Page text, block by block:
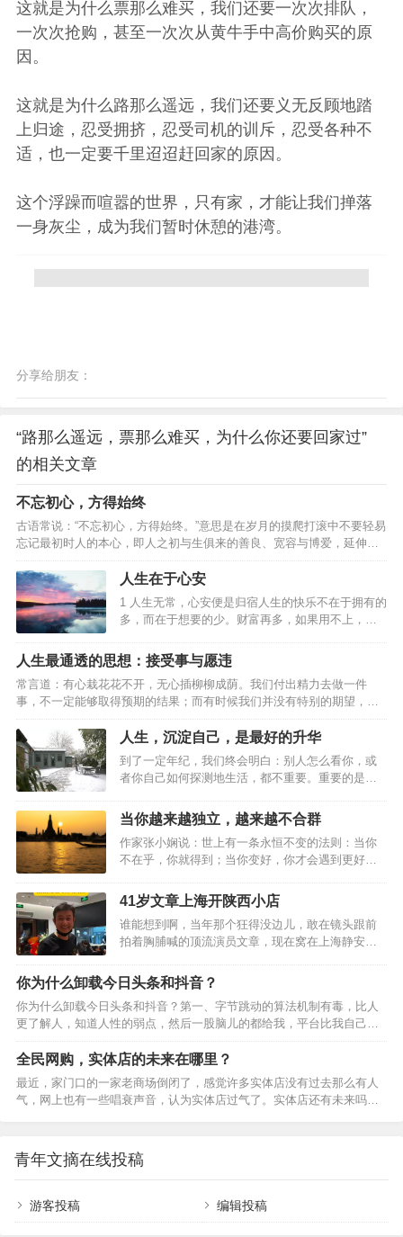
这就是为什么票那么难买，我们还要一次次排队，
一次次抢购，甚至一次次从黄牛手中高价购买的原
因。
这就是为什么路那么遥远，我们还要义无反顾地踏
上归途，忍受拥挤，忍受司机的训斥，忍受各种不
适，也一定要千里迢迢赶回家的原因。
这个浮躁而喧嚣的世界，只有家，才能让我们掸落
一身灰尘，成为我们暂时休憩的港湾。
分享给朋友：
“路那么遥远，票那么难买，为什么你还要回家过”
的相关文章
不忘初心，方得始终
古语常说：“不忘初心，方得始终。”意思是在岁月的摸爬打滚中不要轻易
忘记最初时人的本心，即人之初与生俱来的善良、宽容与博爱，延伸开
来就是指不要被现实打败了梦想，应该坚守理想。但是，现实的状况往
往是这样：也许你原本觉得拥有一样东西，就拥有了幸福；也许你原本
觉得完成了某件事，这一阶段的生活就变得圆满；也许你原本觉得你现
在所想要得到的一切就是最终你想要的全部。然而，事实却往往不是这
样，当你实现了最初的愿望，你会不自觉地开始思考：我要的仅仅只有
这些吗？再回首时，发现自己已经变了，变得贪婪或者是刻薄，变得
失…
人生在于心安
1 人生无常，心安便是归宿人生的快乐不在于拥有的
多，而在于想要的少。财富再多，如果用不上，也
自己需要什么，需要多少，然后再去追求。有目的
地寻找，总要比无目的地获取能给人们更大的幸福
感。2 生命的意义在于让别人快乐人生的真正意义不
在于长度，而在于质量。人生的质量不在于拥有多
少，而在于帮助别人多少。想要做到这点，自然要
从做个好人开始。约束自己、爱护亲友、帮助他
人，让自己成为别人需要的人，让自己在别人的人
生中占有一个位置，生命才算是真正的精彩。3 无限
人生最通透的思想：接受事与愿违
常言道：有心栽花花不开，无心插柳柳成荫。我们付出精力去做一件
事，不一定能够取得预期的结果；而有时候我们并没有特别的期望，却
无意中获得意想不到的收获。人生充满了不确定性，而怎样才算真正的
通透？走过半生，比起年轻时的激情与冲劲，我们更需要的是一份随遇
而安的从容。接受事与愿违，是中年人该有的通透。01事与愿违，本是
人生常态林清玄说：“人生不如意之事十有八九，常想一二，不思八九，
事事如意。”在人生的旅途中，不如意之事远比如意之事要多得多。我们
要坦然接受：事与愿违，本是人生常态。一位老人年轻时梦想成为一
名…
人生，沉淀自己，是最好的升华
到了一定年纪，我们终会明白：别人怎么看你，或
者你自己如何探测地生活，都不重要。重要的是你
一样无法停止下落的时间，你要知道自己将会如何
生活。人到中年宜自敛。人生，要学会沉淀。人
生，沉淀自己，是最好的升华。沉淀朋友时间磨平
人的棱角，也沉淀出真正的朋友。一个挚友胜过万
贯家财。没有任何道路能通往真诚，因为真诚本身
就是道路。朋友就像人民币，有真有假。假朋友在
时候，绝不会远离你。真正的朋友，不在于花言巧
语，而是关键时刻拉…
当你越来越独立，越来越不合群
作家张小娴说：世上有一条永恒不变的法则：当你
不在乎，你就得到；当你变好，你才会遇到更好，
单，你才能够宁缺毋滥。生活里，人们有千万种性
格，圈子更有多样的颜色。而我们，却总是因为两
者没有交集而恐惧焦虑。然后，不管适不适合自
己，都试图从中寻找理解和认同。可现实往往是：
越是靠近，越觉得空虚；越是依赖，越找不到方
向。而当我们决定变得独立而勇敢，才是活出自我
了迎合,多了自由最近，《她的双重奏》节目，采访
到了演员邓萃雯。…
41岁文章上海开陕西小店
谁能想到啊，当年那个狂得没边儿，敢在镜头跟前
拍着胸脯喊的顶流演员文章，现在窝在上海静安区
身给顾客递菜单。那个以前眼高于顶的影帝，如今
成了烟火气里最踏实的小店老板，跟当年那副嚣张
劲儿比，简直是两个人。41岁文章彻底退圈？上海
开陕西小店躬身递菜单，面相都变了！这家店叫八
號院儿，是文章跟朋友合伙开的，主打地道的陕西
风味，凉皮、肉夹馍、油泼面、搅团，全是老西安
人刻在骨子里的家常味儿，人均三十到五十块，接
地气到骨子里，半点儿明星开店的那些花里胡哨套
你为什么卸载今日头条和抖音？
你为什么卸载今日头条和抖音？第一、字节跳动的算法机制有毒，比人
更了解人，知道人性的弱点，然后一股脑儿的都给我，平台比我自己清
楚我“自己”我每当看完小姐姐的跳舞，会有千万个小姐姐动次打次。第
二、今日头条居然比百度搜索和微信搜索更好用，不懂的问题不问度
娘，得问头条君，即便是垂直领域的内容，知乎都是水答案。情怀虽
好，可不要贪杯，内容不醉人人自醉。第三、抖音是所有短视频平台最
好看的，因为“奶头乐理论”，我们看到的热门，话题、直播间、甚至是带
全民网购，实体店的未来在哪里？
最近，家门口的一家老商场倒闭了，感觉许多实体店没有过去那么有人
气，网上也有一些唱衰声音，认为实体店过气了。实体店还有未来吗？
跟着小红书的分享，来到位于北京朝阳区的合生汇商场，几家首店新
开，门口人潮涌动。春节假期，合生汇销售额同比增长近15%。河南许
2024年胖东来商贸集团13家门店，销售…
青年文摘在线投稿
游客投稿 编辑投稿